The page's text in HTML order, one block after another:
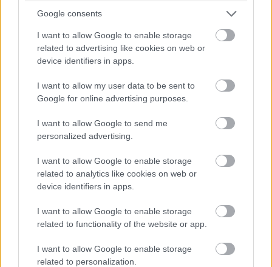
Google consents
I want to allow Google to enable storage
related to advertising like cookies on web or
device identifiers in apps.
I want to allow my user data to be sent to
Google for online advertising purposes.
I want to allow Google to send me
personalized advertising.
I want to allow Google to enable storage
related to analytics like cookies on web or
device identifiers in apps.
I want to allow Google to enable storage
related to functionality of the website or app.
I want to allow Google to enable storage
related to personalization.
SMASH by Meló-Diák: Homok, zene és a nyár legjobb
hangulata – Jön a második forduló! (X)
Július végén folytatódik a balatoni strandröplabda-
sorozat.
#filmajánló #prisoners
#a háború császára
#emperor
#iron sky #adéle élete 1-2. fejezet
warmest color
#templom a dombon #krugovi
Platformok: GBA